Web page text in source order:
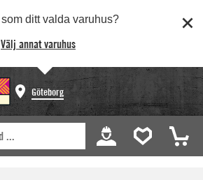
som ditt valda varuhus?
Välj annat varuhus
Göteborg